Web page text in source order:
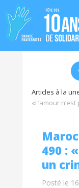
Articles à la
«L’amour
490 :
un
Posté le